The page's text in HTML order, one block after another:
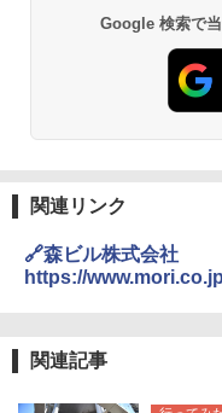
A09
球の
￥
ト
人用
ーチ
易
テン
[キ
026
コン
￥
関の
防
Google 検索で
関連リンク
🔗森ビル株式会社
https://
関連記事